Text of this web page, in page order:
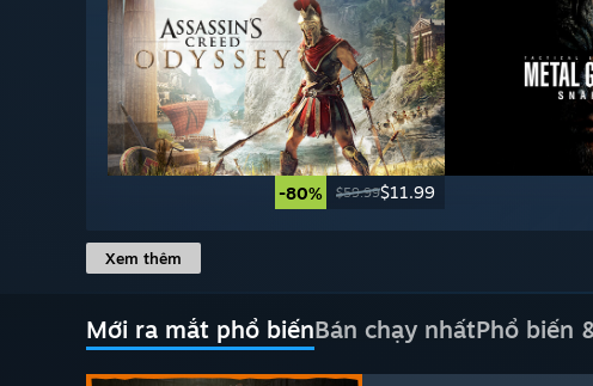
-80% $59.99$11.99
Xem thêm
Mới ra mắt phổ biếnBán chạy nhấtPhổ biến